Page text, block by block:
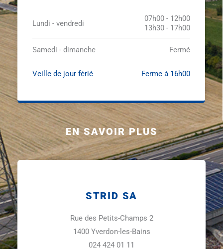
Lundi - vendredi
07h00 - 12h00
13h30 - 17h00
Samedi - dimanche Fermé
Veille de jour férié Ferme à 16h00
EN SAVOIR PLUS
STRID SA
Rue des Petits-Champs 2
1400 Yverdon-les-Bains
024 424 01 11